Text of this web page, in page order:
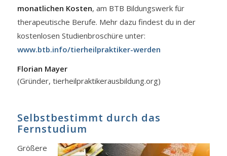
monatlichen Kosten, am BTB Bildungswerk für
therapeutische Berufe. Mehr dazu findest du in der
kostenlosen Studienbroschüre unter:
www.btb.info/tierheilpraktiker-werden
Florian Mayer
(Gründer, tierheilpraktikerausbildung.org)
Selbstbestimmt durch das
Fernstudium
Größere